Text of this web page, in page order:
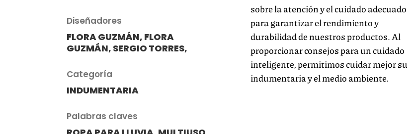
Diseñadores
FLORA GUZMÁN, FLORA
GUZMÁN, SERGIO TORRES,
Categoría
INDUMENTARIA
Palabras claves
sobre la atención y el cuidado adecuado
para garantizar el rendimiento y
durabilidad de nuestros productos. Al
proporcionar consejos para un cuidado
inteligente, permitimos cuidar mejor su
indumentaria y el medio ambiente.